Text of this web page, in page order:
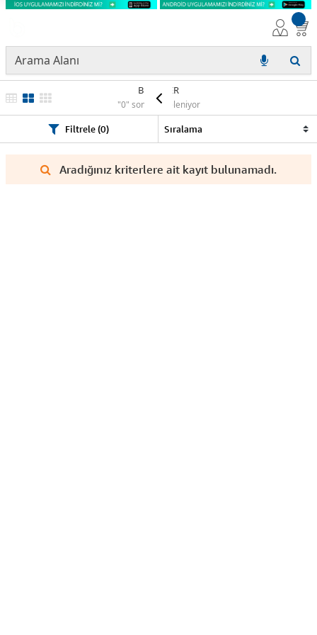
BROTHER
"0" sonuç listeleniyor
Filtrele (0)
Aradığınız kriterlere ait kayıt bulunamadı.